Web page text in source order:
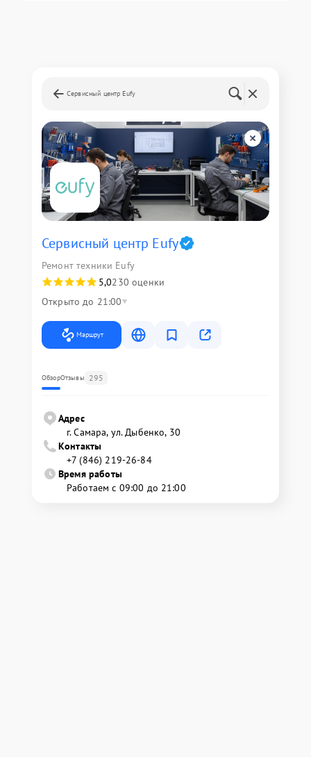
Сервисный центр Eufy
Сервисный центр Eufy
Ремонт техники Eufy
5,0230 оценки
Открыто до 21:00
Маршрут
ОбзорОтзывы 295
Адрес
г. Самара, ул. Дыбенко, 30
Контакты
+7 (846) 219-26-84
Время работы
Работаем с 09:00 до 21:00